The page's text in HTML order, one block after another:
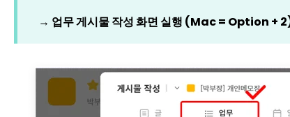
→ 업무 게시물 작성 화면 실행 (Mac = Option +